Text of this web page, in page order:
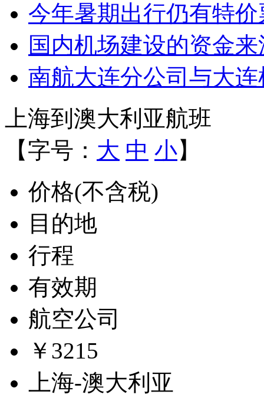
今年暑期出行仍有特
国内机场建设的资金
南航大连分公司与大
上海到澳大利亚航班
【字号： 大 中 小】
价格(不含税)
目的地
行程
有效期
航空公司
￥3215
上海-澳大利亚